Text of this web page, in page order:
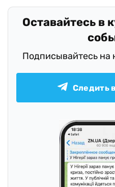
Оставайтесь в
Подписывайтесь на
Следить